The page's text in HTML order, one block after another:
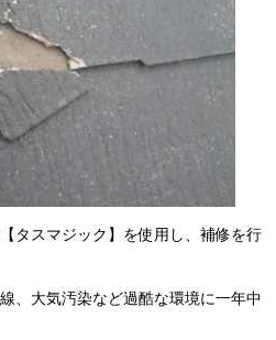
タスマジック】を使用し、補修を行
、大気汚染など過酷な環境に一年中